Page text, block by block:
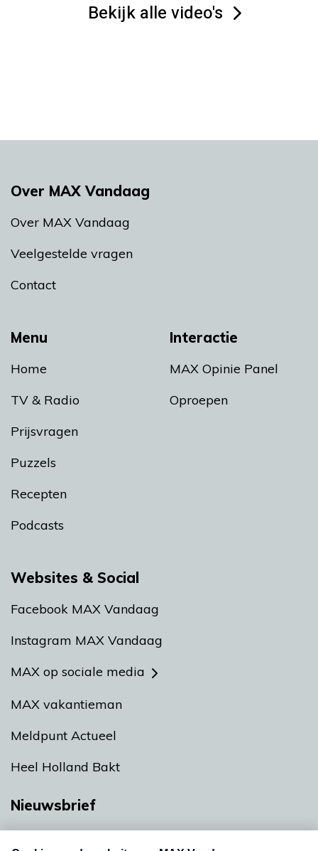
Bekijk alle video's
Menu
Home
TV & Radio
Prijsvragen
Puzzels
Recepten
Podcasts
Interactie
MAX Opinie Panel
Oproepen
Over MAX Vandaag
Over MAX Vandaag
Veelgestelde vragen
Contact
Websites & Social
Facebook MAX Vandaag
Instagram MAX Vandaag
MAX op sociale media
MAX vakantieman
Meldpunt Actueel
Heel Holland Bakt
Nieuwsbrief